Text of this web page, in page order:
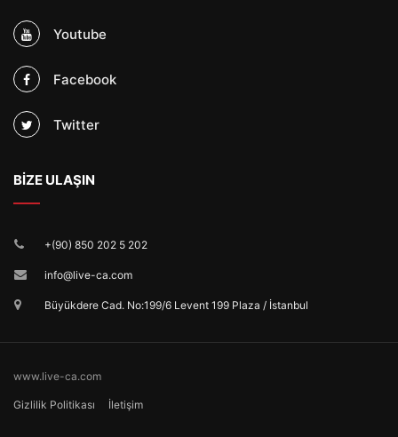
Youtube
Facebook
Twitter
BİZE ULAŞIN
+(90) 850 202 5 202
info@live-ca.com
Büyükdere Cad. No:199/6 Levent 199 Plaza / İstanbul
www.live-ca.com
Gizlilik Politikası İletişim